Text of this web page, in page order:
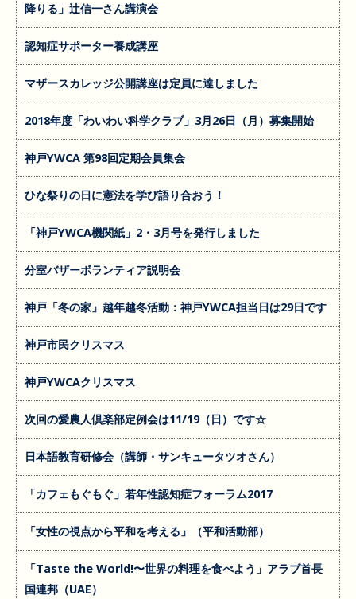
降りる」辻信一さん講演会
認知症サポーター養成講座
マザースカレッジ公開講座は定員に達しました
2018年度「わいわい科学クラブ」3月26日（月）募集開始
神戸YWCA 第98回定期会員集会
ひな祭りの日に憲法を学び語り合おう！
「神戸YWCA機関紙」2・3月号を発行しました
分室バザーボランティア説明会
神戸「冬の家」越年越冬活動：神戸YWCA担当日は29日です
神戸市民クリスマス
神戸YWCAクリスマス
次回の愛農人倶楽部定例会は11/19（日）です☆
日本語教育研修会（講師・サンキュータツオさん）
「カフェもぐもぐ」若年性認知症フォーラム2017
「女性の視点から平和を考える」（平和活動部）
「Taste the World!〜世界の料理を食べよう」アラブ首長
国連邦（UAE）